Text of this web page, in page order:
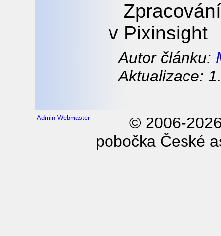
v Pixinsight
Autor článku:
Aktualizace:
Admin Webmaster
© 2006-
pobočka České